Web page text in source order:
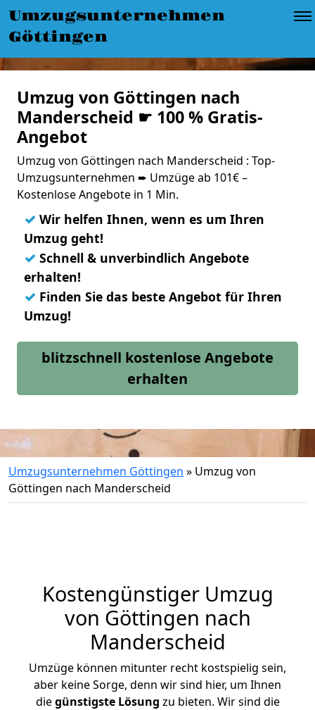
Umzugsunternehmen
Göttingen
Umzug von Göttingen nach
Manderscheid ☛ 100 % Gratis-
Angebot
Umzug von Göttingen nach Manderscheid : Top-
Umzugsunternehmen ➨ Umzüge ab 101€ –
Kostenlose Angebote in 1 Min.
✓ Wir helfen Ihnen, wenn es um Ihren
Umzug geht!
✓ Schnell & unverbindlich Angebote
erhalten!
✓ Finden Sie das beste Angebot für Ihren
Umzug!
blitzschnell kostenlose Angebote
erhalten
Umzugsunternehmen Göttingen » Umzug von
Göttingen nach Manderscheid
Kostengünstiger Umzug
von Göttingen nach
Manderscheid
Umzüge können mitunter recht kostspielig sein,
aber keine Sorge, denn wir sind hier, um Ihnen
diegünstigste Lösung zu bieten. Wir sind die